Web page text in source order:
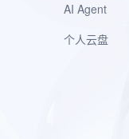
AI Agent
个人云盘